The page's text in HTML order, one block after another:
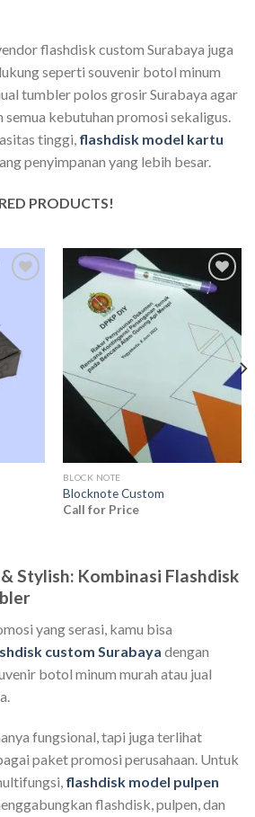
flashdisk custom Surabaya juga
seperti souvenir botol minum
tumbler polos grosir Surabaya agar
semua kebutuhan promosi sekaligus.
tinggi, flashdisk model kartu
penyimpanan yang lebih besar.
PRODUCTS!
wishlist
Add to
wishlist
BLOCK NOTE
Blocknote Custom
Call for Price
Stylish: Kombinasi Flashdisk
yang serasi, kamu bisa
custom Surabaya dengan
botol minum murah atau jual
fungsional, tapi juga terlihat
paket promosi perusahaan. Untuk
flashdisk model pulpen
flashdisk, pulpen, dan